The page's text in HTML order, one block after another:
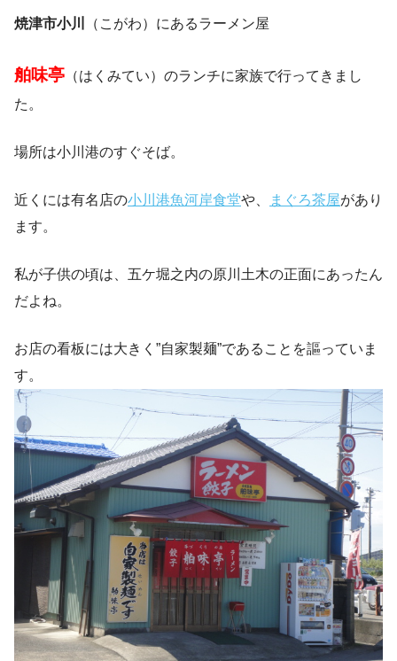
焼津市小川 （こがわ）にあるラーメン屋
舶味亭 （はくみてい）のランチに家族で行ってきまし
た。
場所は小川港のすぐそば。
近くには有名店の小川港魚河岸食堂や、 まぐろ茶屋があり
ます。
私が子供の頃は、五ケ堀之内の原川土木の正面にあったん
だよね。
お店の看板には大きく”自家製麺”であることを謳っていま
す。